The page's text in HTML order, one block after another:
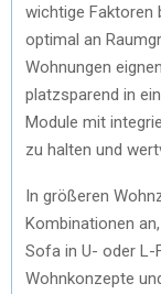
wichtige Faktoren
optimal an
Wohnungen
platzsparend in
Module mit
zu halten und
In größeren
Kombinationen
Sofa in U- oder
Wohnkonzepte